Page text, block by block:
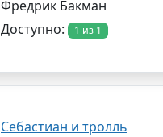
Фредрик Бакман
Доступно:
1 из 1
Себастиан и тролль